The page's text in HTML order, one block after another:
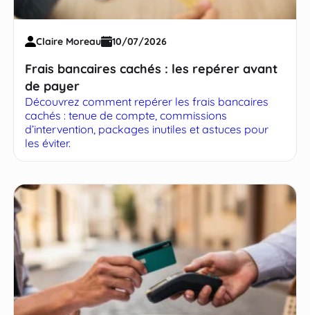
Claire Moreau 10/07/2026
Frais bancaires cachés : les repérer avant
de payer
Découvrez comment repérer les frais bancaires
cachés : tenue de compte, commissions
d’intervention, packages inutiles et astuces pour
les éviter.